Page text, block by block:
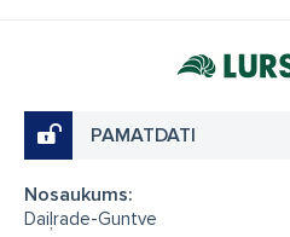
PAMATDATI
Nosaukums:
Daiļrade-Guntve